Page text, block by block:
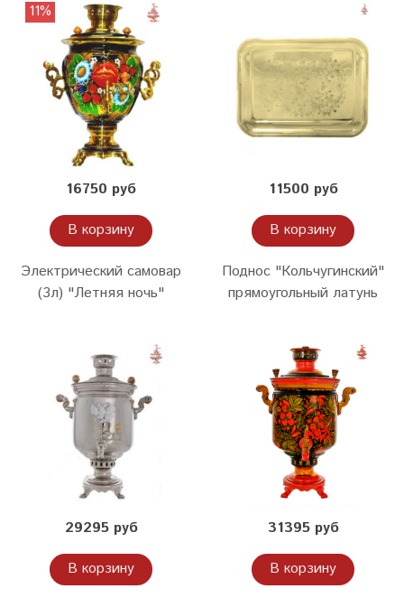
11%
16750 руб
В корзину
Электрический самовар
(3л) "Летняя ночь"
11500 руб
В корзину
Поднос "Кольчугинский"
прямоугольный латунь
29295 руб
В корзину
31395 руб
В корзину